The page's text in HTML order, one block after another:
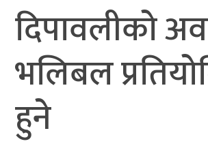
दिपावलीको
भलिबल
हुने